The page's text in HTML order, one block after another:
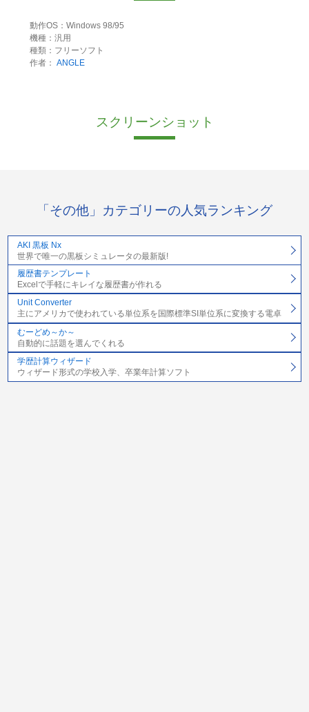
動作OS：Windows 98/95
機種：汎用
種類：フリーソフト
作者： ANGLE
スクリーンショット
「その他」カテゴリーの人気ランキング
AKI 黒板 Nx
世界で唯一の黒板シミュレータの最新版!
履歴書テンプレート
Excelで手軽にキレイな履歴書が作れる
Unit Converter
主にアメリカで使われている単位系を国際標準SI単位系に変換する電卓
むーどめ～か～
自動的に話題を選んでくれる
学歴計算ウィザード
ウィザード形式の学校入学、卒業年計算ソフト